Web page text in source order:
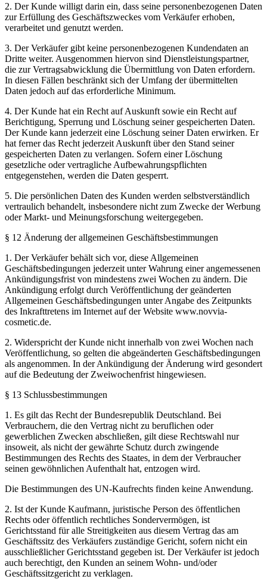
2. Der Kunde willigt darin ein, dass seine personenbezogenen Daten
zur Erfüllung des Geschäftszweckes vom Verkäufer erhoben,
verarbeitet und genutzt werden.
3. Der Verkäufer gibt keine personenbezogenen Kundendaten an
Dritte weiter. Ausgenommen hiervon sind Dienstleistungspartner,
die zur Vertragsabwicklung die Übermittlung von Daten erfordern.
In diesen Fällen beschränkt sich der Umfang der übermittelten
Daten jedoch auf das erforderliche Minimum.
4. Der Kunde hat ein Recht auf Auskunft sowie ein Recht auf
Berichtigung, Sperrung und Löschung seiner gespeicherten Daten.
Der Kunde kann jederzeit eine Löschung seiner Daten erwirken. Er
hat ferner das Recht jederzeit Auskunft über den Stand seiner
gespeicherten Daten zu verlangen. Sofern einer Löschung
gesetzliche oder vertragliche Aufbewahrungspflichten
entgegenstehen, werden die Daten gesperrt.
5. Die persönlichen Daten des Kunden werden selbstverständlich
vertraulich behandelt, insbesondere nicht zum Zwecke der Werbung
oder Markt- und Meinungsforschung weitergegeben.
§ 12 Änderung der allgemeinen Geschäftsbestimmungen
1. Der Verkäufer behält sich vor, diese Allgemeinen
Geschäftsbedingungen jederzeit unter Wahrung einer angemessenen
Ankündigungsfrist von mindestens zwei Wochen zu ändern. Die
Ankündigung erfolgt durch Veröffentlichung der geänderten
Allgemeinen Geschäftsbedingungen unter Angabe des Zeitpunkts
des Inkrafttretens im Internet auf der Website www.novvia-
cosmetic.de.
2. Widerspricht der Kunde nicht innerhalb von zwei Wochen nach
Veröffentlichung, so gelten die abgeänderten Geschäftsbedingungen
als angenommen. In der Ankündigung der Änderung wird gesondert
auf die Bedeutung der Zweiwochenfrist hingewiesen.
§ 13 Schlussbestimmungen
1. Es gilt das Recht der Bundesrepublik Deutschland. Bei
Verbrauchern, die den Vertrag nicht zu beruflichen oder
gewerblichen Zwecken abschließen, gilt diese Rechtswahl nur
insoweit, als nicht der gewährte Schutz durch zwingende
Bestimmungen des Rechts des Staates, in dem der Verbraucher
seinen gewöhnlichen Aufenthalt hat, entzogen wird.
Die Bestimmungen des UN-Kaufrechts finden keine Anwendung.
2. Ist der Kunde Kaufmann, juristische Person des öffentlichen
Rechts oder öffentlich rechtliches Sondervermögen, ist
Gerichtsstand für alle Streitigkeiten aus diesem Vertrag das am
Geschäftssitz des Verkäufers zuständige Gericht, sofern nicht ein
ausschließlicher Gerichtsstand gegeben ist. Der Verkäufer ist jedoch
auch berechtigt, den Kunden an seinem Wohn- und/oder
Geschäftssitzgericht zu verklagen.